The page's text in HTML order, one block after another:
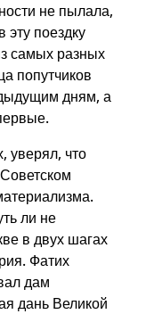
не пылала,
эту поездку
самых разных
попутчиков
дням, а
уверял, что
ли не
в двух шагах
Фатих
дам
дань Великой